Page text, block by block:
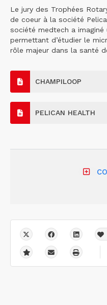
Le jury des Trophées
de coeur à la société
société medtech a
permettant d’étudier le
rôle majeur dans la santé
CHAMPILOOP
PELICAN HEALTH